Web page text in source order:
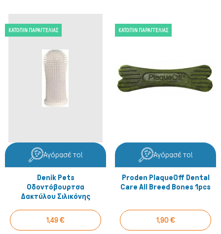
ΚΑΤΌΠΙΝ ΠΑΡΑΓΓΕΛΊΑΣ
Αγόρασέ το!
Denik Pets
Οδοντόβουρτσα
Δακτύλου Σιλικόνης
1,49 €
ΚΑΤΌΠΙΝ ΠΑΡΑΓΓΕΛΊΑΣ
Αγόρασέ το!
Proden PlaqueOff Dental
Care All Breed Bones 1pcs
1,90 €